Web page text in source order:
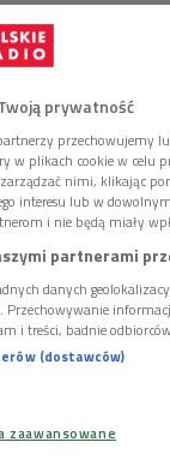
prywatność
przechowujemy
w plikach cookie w celu
nimi, klikając
interesu lub w
i nie będą miały
partnerami
danych
Przechowywanie
i treści, badnie
(dostawców)
zaawansowane